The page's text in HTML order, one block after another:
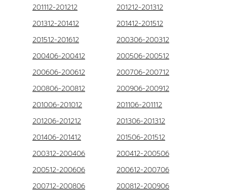
201112-201212
201212-201312
201312-201412
201412-201512
201512-201612
200306-200312
200406-200412
200506-200512
200606-200612
200706-200712
200806-200812
200906-200912
201006-201012
201106-201112
201206-201212
201306-201312
201406-201412
201506-201512
200312-200406
200412-200506
200512-200606
200612-200706
200712-200806
200812-200906